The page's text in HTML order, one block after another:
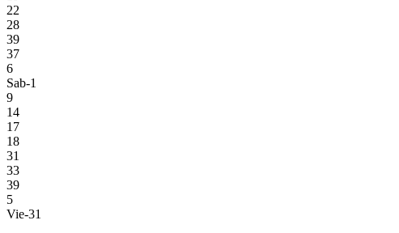
22
28
39
37
6
Sab-1
9
14
17
18
31
33
39
5
Vie-31